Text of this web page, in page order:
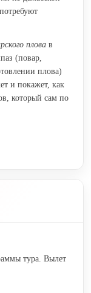
плова в
(повар,
плова)
и покажет, как
который сам по
тура. Вылет